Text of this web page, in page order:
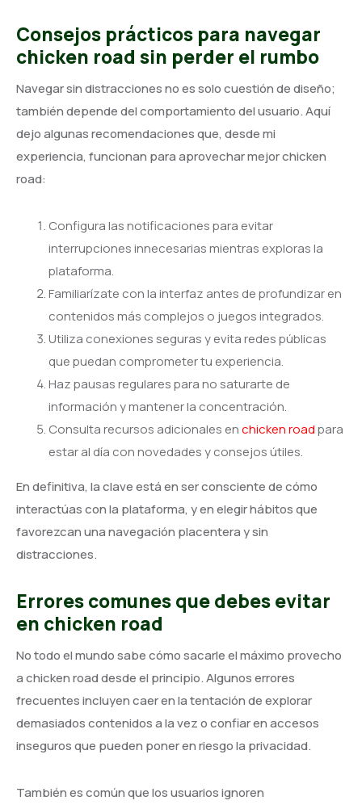
Consejos prácticos para navegar
chicken road sin perder el rumbo
Navegar sin distracciones no es solo cuestión de diseño;
también depende del comportamiento del usuario. Aquí
dejo algunas recomendaciones que, desde mi
experiencia, funcionan para aprovechar mejor chicken
road:
Configura las notificaciones para evitar
interrupciones innecesarias mientras exploras la
plataforma.
Familiarízate con la interfaz antes de profundizar en
contenidos más complejos o juegos integrados.
Utiliza conexiones seguras y evita redes públicas
que puedan comprometer tu experiencia.
Haz pausas regulares para no saturarte de
información y mantener la concentración.
Consulta recursos adicionales enchicken roadpara
estar al día con novedades y consejos útiles.
En definitiva, la clave está en ser consciente de cómo
interactúas con la plataforma, y en elegir hábitos que
favorezcan una navegación placentera y sin
distracciones.
Errores comunes que debes evitar
en chicken road
No todo el mundo sabe cómo sacarle el máximo provecho
a chicken road desde el principio. Algunos errores
frecuentes incluyen caer en la tentación de explorar
demasiados contenidos a la vez o confiar en accesos
inseguros que pueden poner en riesgo la privacidad.
También es común que los usuarios ignoren